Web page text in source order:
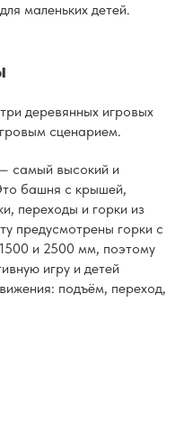
маленьких детей.
деревянных игровых
сценарием.
самый высокий и
башня с крышей,
переходы и горки из
предусмотрены горки с
и 2500 мм, поэтому
игру и детей
подъём, переход,